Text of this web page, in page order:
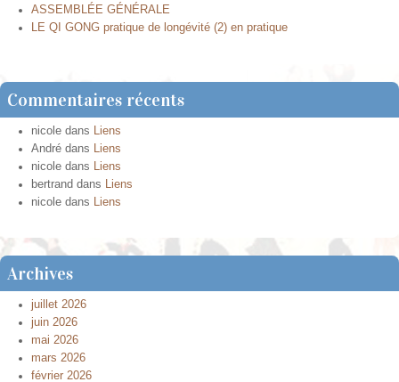
ASSEMBLÉE GÉNÉRALE
LE QI GONG pratique de longévité (2) en pratique
Commentaires récents
nicole dans
Liens
André dans
Liens
nicole dans
Liens
bertrand dans
Liens
nicole dans Liens
Archives
juillet 2026
juin 2026
mai 2026
mars 2026
février 2026